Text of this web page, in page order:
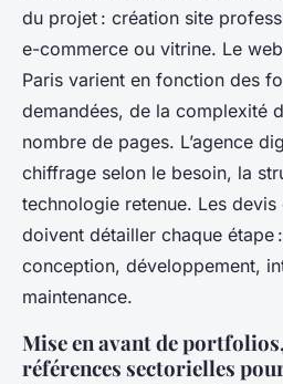
du projet : création site
e-commerce ou vitrine. Le
Paris varient en fonction des
demandées, de la complexité
nombre de pages. L’agence
chiffrage selon le besoin, la
technologie retenue. Les
doivent détailler chaque étape
conception, développement,
maintenance.
Mise en avant de
références sectorielles